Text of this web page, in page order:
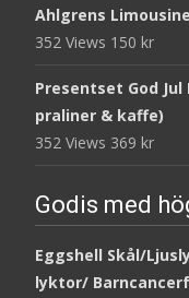
Ahlgrens
352 Views 150 kr
Presentset God
praliner & kaffe)
352 Views 369 kr
Godis med
Eggshell Skål/
lyktor/